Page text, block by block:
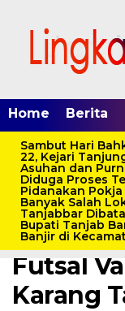
Home Berita
Sambut Hari
22, Kejari
Asuhan dan
Diduga Proses
Pidanakan Pokja
Banyak Salah
Tanjabbar
Bupati Tanjab
Banjir di
Home /Berita/
Sabtu, 3 Februari
40
Futsal
Karang